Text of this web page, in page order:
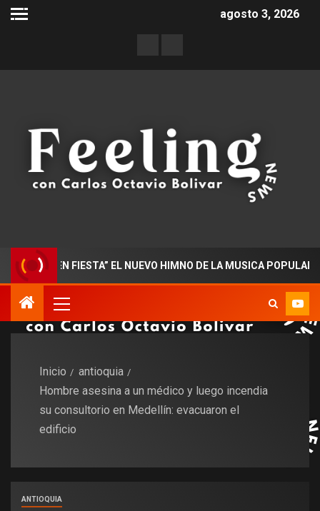
agosto 3, 2026
EN FIESTA” EL NUEVO HIMNO DE LA MUSICA POPULAR
Inicio
antioquia
Hombre asesina a un médico y luego incendia
su consultorio en Medellín: evacuaron el
edificio
ANTIOQUIA